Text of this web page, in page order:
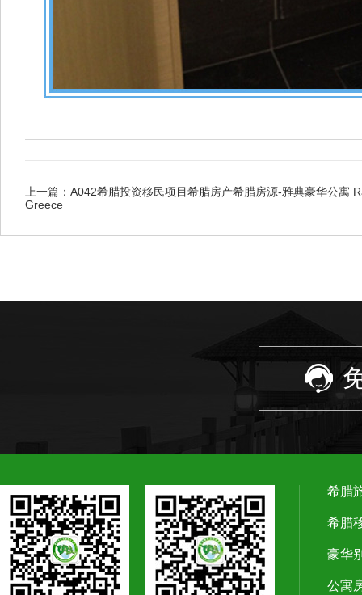
上一篇： A042希腊投资移民项目希腊房产希腊房源-雅典豪华公寓
Greece
希腊
希腊
豪华
公寓